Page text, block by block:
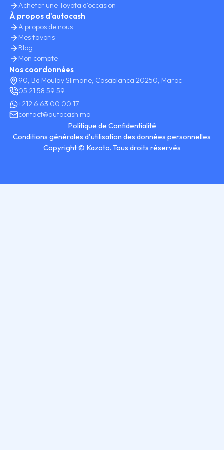
Acheter une Toyota d'occasion
À propos d'autocash
A propos de nous
Mes favoris
Blog
Mon compte
Nos coordonnées
90, Bd Moulay Slimane, Casablanca 20250, Maroc
05 21 58 59 59
+212 6 63 00 00 17
contact@autocash.ma
Copyright © Kazoto. Tous droits réservés
Politique de Confidentialité
Conditions générales d'utilisation des données personnelles